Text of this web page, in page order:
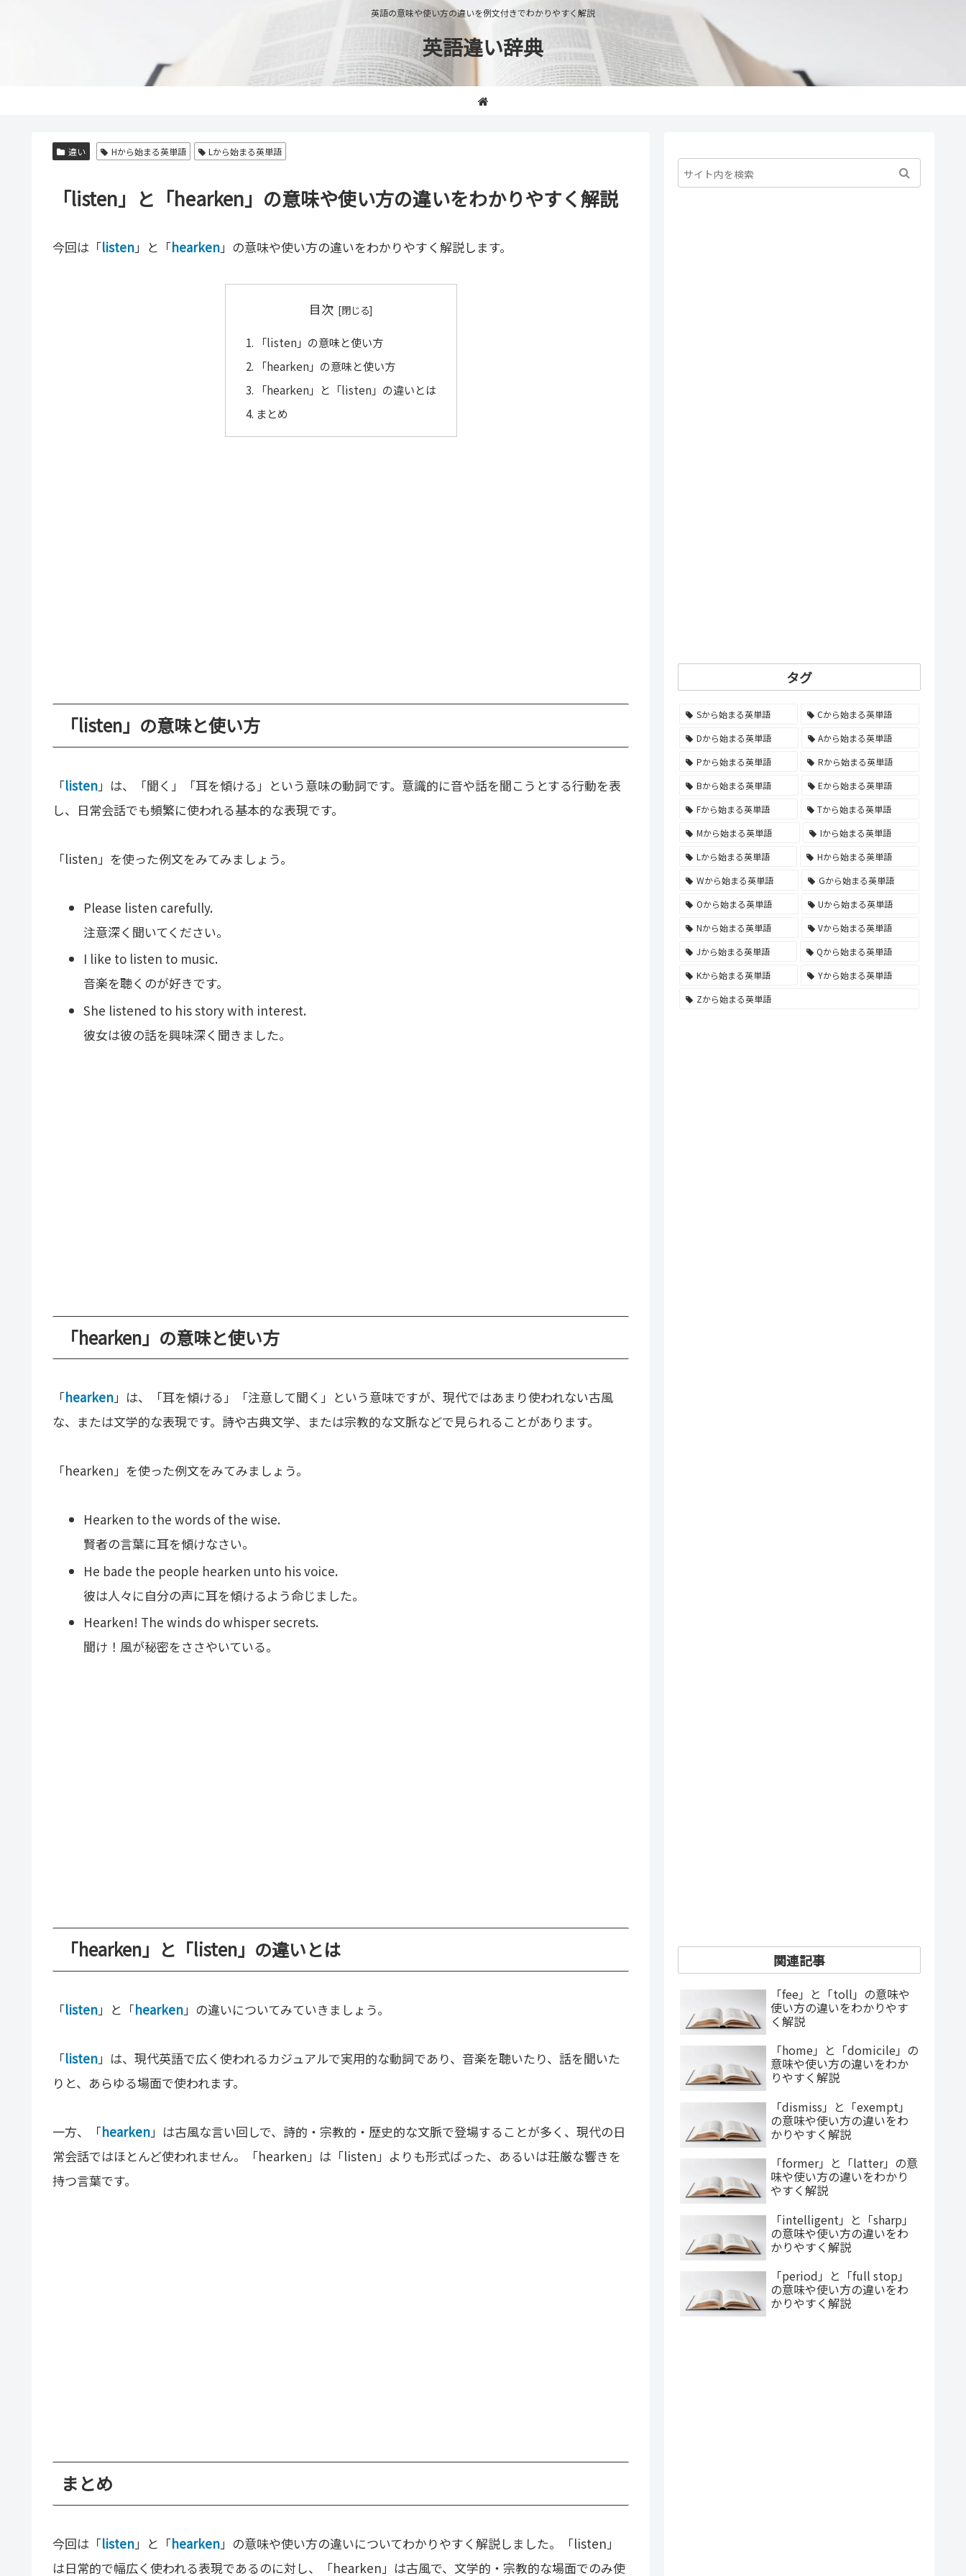
英語の意味や使い方の違いを例文付きでわかりやすく解説
英語違い辞典
違い Hから始まる英単語 Lから始まる英単語
「listen」と「hearken」の意味や使い方の違いをわかりやすく解説
今回は「listen」と「hearken」の意味や使い方の違いをわかりやすく解説します。
目次
「listen」の意味と使い方
「hearken」の意味と使い方
「hearken」と「listen」の違いとは
まとめ
「listen」の意味と使い方
「listen」は、「聞く」「耳を傾ける」という意味の動詞です。意識的に音や話を聞こうとする行動を表
し、日常会話でも頻繁に使われる基本的な表現です。
「listen」を使った例文をみてみましょう。
Please listen carefully.
注意深く聞いてください。
I like to listen to music.
音楽を聴くのが好きです。
She listened to his story with interest.
彼女は彼の話を興味深く聞きました。
「hearken」の意味と使い方
「hearken」は、「耳を傾ける」「注意して聞く」という意味ですが、現代ではあまり使われない古風
な、または文学的な表現です。詩や古典文学、または宗教的な文脈などで見られることがあります。
「hearken」を使った例文をみてみましょう。
Hearken to the words of the wise.
賢者の言葉に耳を傾けなさい。
He bade the people hearken unto his voice.
彼は人々に自分の声に耳を傾けるよう命じました。
Hearken! The winds do whisper secrets.
聞け！風が秘密をささやいている。
「hearken」と「listen」の違いとは
「listen」と「hearken」の違いについてみていきましょう。
「listen」は、現代英語で広く使われるカジュアルで実用的な動詞であり、音楽を聴いたり、話を聞いた
りと、あらゆる場面で使われます。
一方、「hearken」は古風な言い回しで、詩的・宗教的・歴史的な文脈で登場することが多く、現代の日
常会話ではほとんど使われません。「hearken」は「listen」よりも形式ばった、あるいは荘厳な響きを
持つ言葉です。
まとめ
今回は「listen」と「hearken」の意味や使い方の違いについてわかりやすく解説しました。「listen」
は日常的で幅広く使われる表現であるのに対し、「hearken」は古風で、文学的・宗教的な場面でのみ使
タグ
Sから始まる英単語
Cから始まる英単語
Dから始まる英単語
Aから始まる英単語
Pから始まる英単語
Rから始まる英単語
Bから始まる英単語
Eから始まる英単語
Fから始まる英単語
Tから始まる英単語
Mから始まる英単語
Iから始まる英単語
Lから始まる英単語
Hから始まる英単語
Wから始まる英単語
Gから始まる英単語
Oから始まる英単語
Uから始まる英単語
Nから始まる英単語
Vから始まる英単語
Jから始まる英単語
Qから始まる英単語
Kから始まる英単語
Yから始まる英単語
Zから始まる英単語
関連記事
「fee」と「toll」の意味や
使い方の違いをわかりやす
く解説
「home」と「domicile」の
意味や使い方の違いをわか
りやすく解説
「dismiss」と「exempt」
の意味や使い方の違いをわ
かりやすく解説
「former」と「latter」の意
味や使い方の違いをわかり
やすく解説
「intelligent」と「sharp」
の意味や使い方の違いをわ
かりやすく解説
「period」と「full stop」
の意味や使い方の違いをわ
かりやすく解説